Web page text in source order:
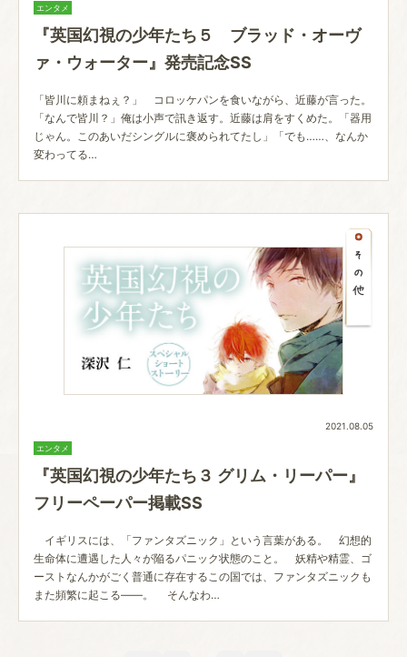
エンタメ
『英国幻視の少年たち５ ブラッド・オーヴ
ァ・ウォーター』発売記念SS
「皆川に頼まねぇ？」 コロッケパンを食いながら、近藤が言った。
「なんで皆川？」俺は小声で訊き返す。近藤は肩をすくめた。「器用
じゃん。このあいだシングルに褒められてたし」「でも……、なんか
変わってる…
2021.08.05
エンタメ
『英国幻視の少年たち３ グリム・リーパー』
フリーペーパー掲載SS
イギリスには、「ファンタズニック」という言葉がある。 幻想的
生命体に遭遇した人々が陥るパニック状態のこと。 妖精や精霊、ゴ
ーストなんかがごく普通に存在するこの国では、ファンタズニックも
また頻繁に起こる――。 そんなわ…